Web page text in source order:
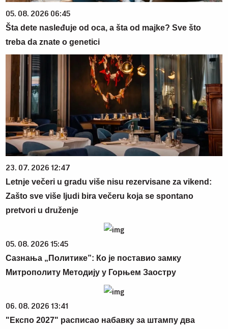
05. 08. 2026 06:45
Šta dete nasleđuje od oca, a šta od majke? Sve što
treba da znate o genetici
23. 07. 2026 12:47
Letnje večeri u gradu više nisu rezervisane za vikend:
Zašto sve više ljudi bira večeru koja se spontano
pretvori u druženje
05. 08. 2026 15:45
Сазнања „Политике”: Ко је поставио замку
Митрополиту Методију у Горњем Заостру
06. 08. 2026 13:41
"Експо 2027" расписао набавку за штампу два